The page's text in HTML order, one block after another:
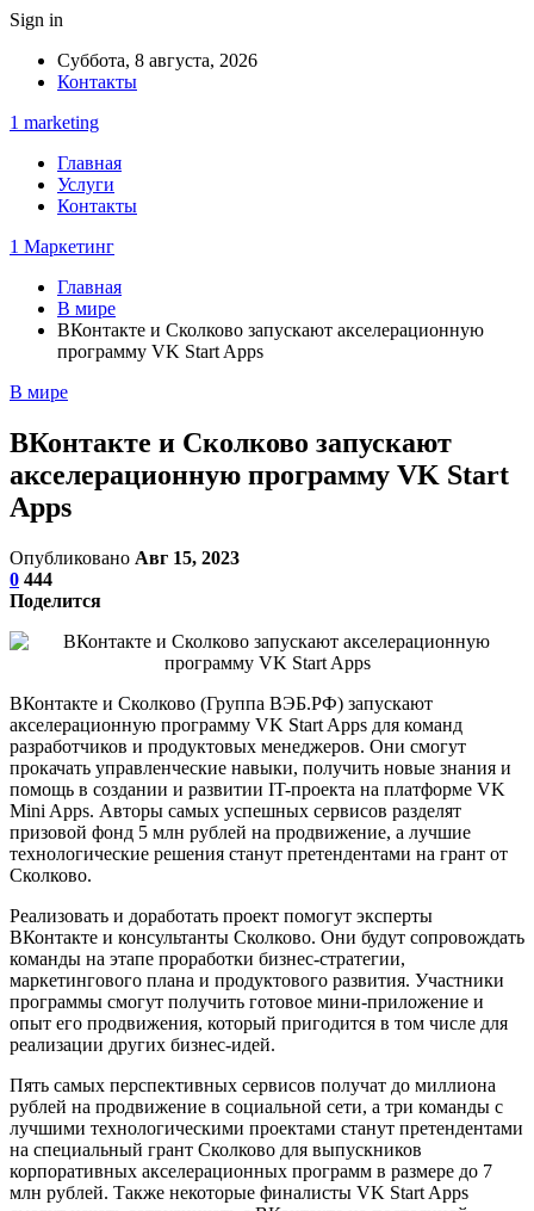
Sign in
Суббота, 8 августа, 2026
Контакты
1 marketing
Главная
Услуги
Контакты
1 Маркетинг
Главная
В мире
ВКонтакте и Сколково запускают акселерационную
программу VK Start Apps
В мире
ВКонтакте и Сколково запускают
акселерационную программу VK Start
Apps
Опубликовано Авг 15, 2023
0 444
Поделится
ВКонтакте и Сколково (Группа ВЭБ.РФ) запускают
акселерационную программу VK Start Apps для команд
разработчиков и продуктовых менеджеров. Они смогут
прокачать управленческие навыки, получить новые знания и
помощь в создании и развитии IT-проекта на платформе VK
Mini Apps. Авторы самых успешных сервисов разделят
призовой фонд 5 млн рублей на продвижение, а лучшие
технологические решения станут претендентами на грант от
Сколково.
Реализовать и доработать проект помогут эксперты
ВКонтакте и консультанты Сколково. Они будут сопровождать
команды на этапе проработки бизнес-стратегии,
маркетингового плана и продуктового развития. Участники
программы смогут получить готовое мини-приложение и
опыт его продвижения, который пригодится в том числе для
реализации других бизнес-идей.
Пять самых перспективных сервисов получат до миллиона
рублей на продвижение в социальной сети, а три команды с
лучшими технологическими проектами станут претендентами
на специальный грант Сколково для выпускников
корпоративных акселерационных программ в размере до 7
млн рублей. Также некоторые финалисты VK Start Apps